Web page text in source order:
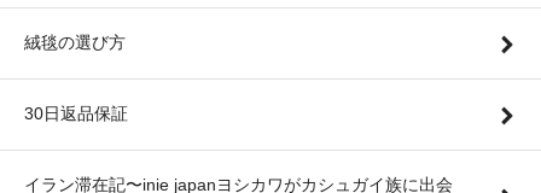
絨毯の選び方
30日返品保証
イラン滞在記〜inie japanヨシカワがカシュガイ族に出会